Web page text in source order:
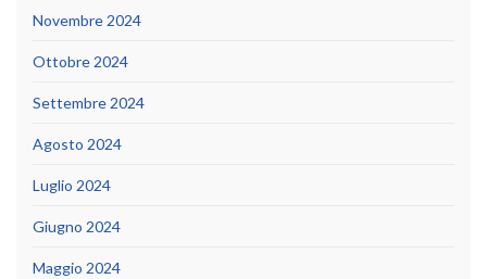
Novembre 2024
Ottobre 2024
Settembre 2024
Agosto 2024
Luglio 2024
Giugno 2024
Maggio 2024